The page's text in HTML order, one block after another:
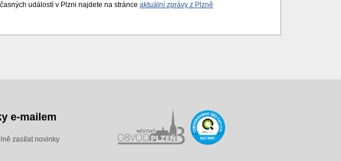
událostí v Plzni najdete na stránce aktuální zprávy z Plzně
e-mailem
zasílat novinky